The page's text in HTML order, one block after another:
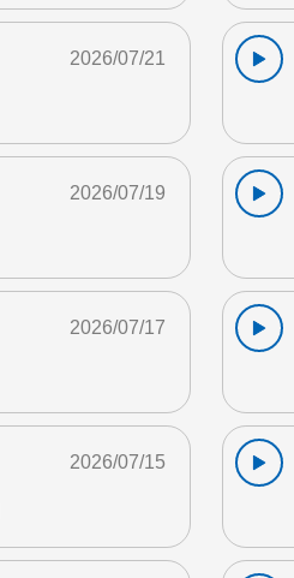
2026/07/21
2026/07/19
2026/07/17
2026/07/15